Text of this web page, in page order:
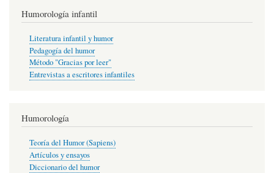
Humorología infantil
Literatura infantil y humor
Pedagogía del humor
Método "Gracias por leer"
Entrevistas a escritores infantiles
Humorología
Teoría del Humor (Sapiens)
Artículos y ensayos
Diccionario del humor